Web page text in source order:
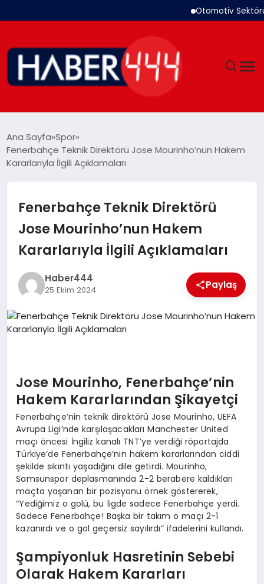
Otomotiv Sektörü
SIYASET
SPOR
TEKNOLOJI
MAGAZIN
Ana Sayfa Spor
Fenerbahçe Teknik Direktörü Jose Mourinho’nun Hakem
Kararlarıyla İlgili Açıklamaları
Fenerbahçe Teknik Direktörü
Jose Mourinho’nun Hakem
Kararlarıyla İlgili Açıklamaları
Haber444
25 Ekim 2024 Paylaş
Jose Mourinho, Fenerbahçe’nin
Hakem Kararlarından Şikayetçi
Fenerbahçe’nin teknik direktörü Jose Mourinho, UEFA
Avrupa Ligi’nde karşılaşacakları Manchester United
maçı öncesi İngiliz kanalı TNT’ye verdiği röportajda
Türkiye’de Fenerbahçe’nin hakem kararlarından ciddi
şekilde sıkıntı yaşadığını dile getirdi. Mourinho,
Samsunspor deplasmanında 2-2 berabere kaldıkları
maçta yaşanan bir pozisyonu örnek göstererek,
“Yediğimiz o golü, bu ligde sadece Fenerbahçe yerdi.
Sadece Fenerbahçe! Başka bir takım o maçı 2-1
kazanırdı ve o gol geçersiz sayılırdı” ifadelerini kullandı.
Şampiyonluk Hasretinin Sebebi
Olarak Hakem Kararları